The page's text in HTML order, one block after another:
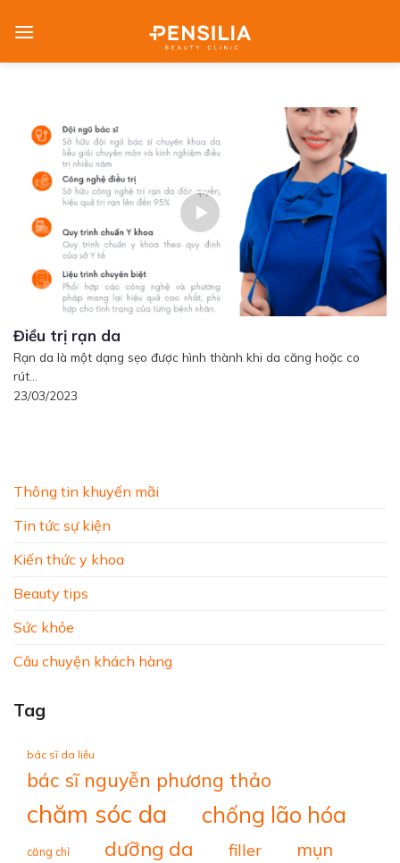
Thông tin khuyến mãi
Tin tức sự kiện
Kiến thức y khoa
Beauty tips
Sức khỏe
Câu chuyện khách hàng
Tag
bác sĩ da liễu
bác sĩ nguyễn phương thảo
chăm sóc da chống lão hóa
căng chỉ dưỡng da filler mụn
Điều trị rạn da
Rạn da là một dạng sẹo được hình thành khi da căng hoặc co
rút...
23/03/2023